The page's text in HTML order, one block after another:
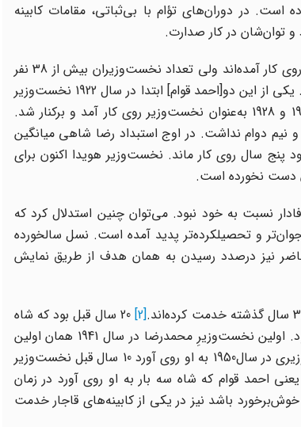
است. در دوران‌های تؤام با بی‌ثباتی، مقامات کابینه
توان‌شان در کار صدارت.
ازاوان پیدایش حکومت مشروطه در سال 1907 تا سال 1975 حدود 120 کابینه مختلف روی کار آمده‌اند ولی تعداد نخست‌وزیران بیش از 38 نفر
را به‌عهده داشته‌اند. یکی از این دو[احمد قوام] ابتدا در سال 1922 نخست‌وزیر
بود و سپس در سال 1952. وزیر دیگر[حسن مستوفی الممالک] بارها بین سال‌های 1910 و 1928 به‌عنوان نخست‌وزیر روی کار آمد و برکنار شد.
دوام نداشت. در اوج استبداد رضا شاهی میانگین
پنج سال روی کار ماند. نخست‌وزیر هویدا اکنون برای
نسبت به خود نبود. می‌توان چنین استدلال کرد که
و تحصیلکرده‌تر پدید آمده است. نسل سالخورده
درصدد رسیدن به همان هدف از طریق نمایش
[2]
20 سال قبل بود که شاه
توانست برای خود فردی را بیابد که به‌عنوان نخست‌وزیر در زمان رضاشاه کار نکرده بود. اولین نخست‌وزیرِ محمدرضا در سال 1941 همان اولین
نخست‌وزیر رضاشاه در سال 1925 بود و علی منصور که شاه برای دادن سمت نخست‌وزیری در سال1950 به او روی آورد 10 سال قبل نخست‌وزیر
یعنی احمد قوام که شاه سه بار به او روی آورد در زمان
باشد نیز در یکی از کابینه‌های قاجار خدمت